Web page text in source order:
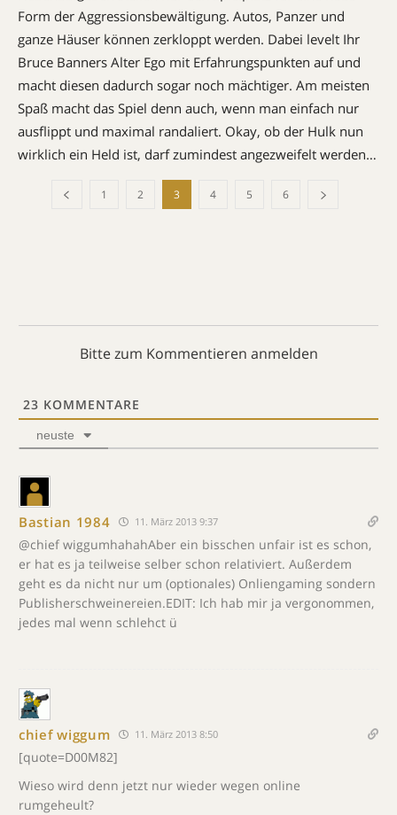
Form der Aggressionsbewältigung. Autos, Panzer und
ganze Häuser können zerkloppt werden. Dabei levelt Ihr
Bruce Banners Alter Ego mit Erfahrungspunkten auf und
macht diesen dadurch sogar noch mächtiger. Am meisten
Spaß macht das Spiel denn auch, wenn man einfach nur
ausflippt und maximal randaliert. Okay, ob der Hulk nun
wirklich ein Held ist, darf zumindest angezweifelt werden…
1 2 3 4 5 6
Bitte zum Kommentieren anmelden
23 KOMMENTARE
neuste
Bastian 1984 11. März 2013 9:37
@chief wiggumhahahAber ein bisschen unfair ist es schon,
er hat es ja teilweise selber schon relativiert. Außerdem
geht es da nicht nur um (optionales) Onliengaming sondern
Publisherschweinereien.EDIT: Ich hab mir ja vergonommen,
jedes mal wenn schlehct ü
chief wiggum 11. März 2013 8:50
[quote=D00M82]
Wieso wird denn jetzt nur wieder wegen online
rumgeheult?